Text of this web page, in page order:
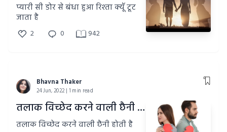
प्यारी सी डोर से बंधा हुआ रिश्ता क्यूँ टूट
जाता है
2 0 942
Bhavna Thaker
24 Jun, 2022 | 1 min read
तलाक विच्छेद करने वाली छैनी होती है
तलाक विच्छेद करने वाली छैनी होती है